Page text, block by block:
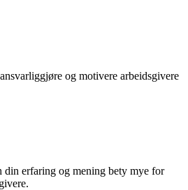
og motivere arbeidsgivere
din erfaring og mening bety mye for